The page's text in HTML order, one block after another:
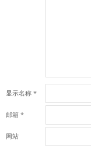
显示名称 *
邮箱 *
网站